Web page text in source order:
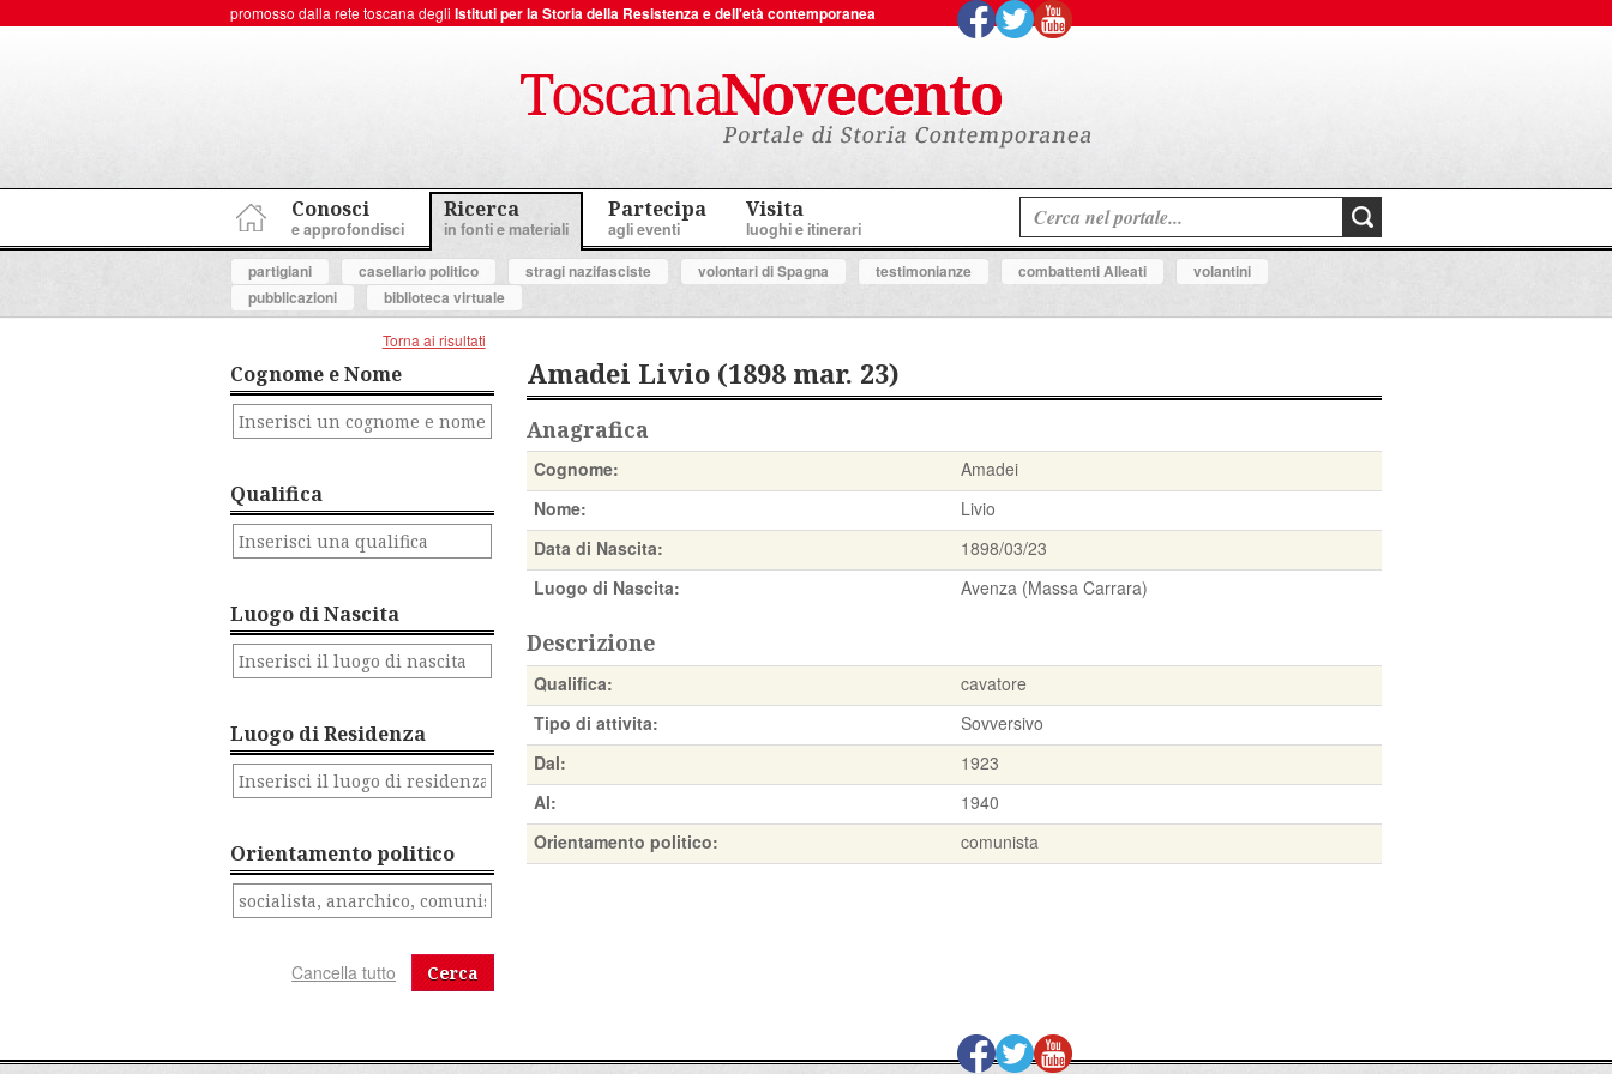
promosso dalla rete toscana degli Istituti per la Storia della Resistenza e dell'età contemporanea
Conosci
e approfondisci
Ricerca
in fonti e materiali
Partecipa
agli eventi
Visita
luoghi e itinerari
partigiani
casellario politico stragi nazifasciste volontari di Spagna testimonianze combattenti Alleati
volantini
pubblicazioni
biblioteca virtuale
Cognome e Nome
Qualifica
Luogo di Nascita
Luogo di Residenza
Orientamento politico
Cerca
Torna ai risultati
Amadei Livio (1898 mar. 23)
Anagrafica
Cognome:
Amadei
Nome:
Livio
Data di Nascita:
1898/03/23
Luogo di Nascita:
Avenza (Massa Carrara)
Descrizione
Qualifica:
cavatore
Tipo di attivita:
Sovversivo
Dal:
1923
Al:
1940
Orientamento politico:
comunista